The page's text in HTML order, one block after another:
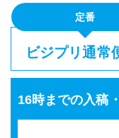
半光沢紙＋マ
定番
ビジプリ通常
16時までの入稿